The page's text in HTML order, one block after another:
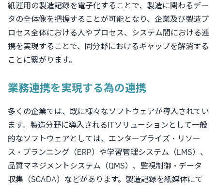
紙運用の製造記録を電子化することで、製造に関わるデー
タの全体像を把握することが可能となり、企業及び製造プ
ロセス全体における人やプロセス、システム間における連
携を実現することで、同分野におけるギャップを解消する
ことに繋がります。
業務連携を実現する為の連携
多くの企業では、既に様々なソフトウェアが導入されてい
ます。製造分野に導入されるITソリューションとして一般
的なソフトウェアとしては、エンタープライズ・リソー
ス・プランニング（ERP）や学習管理システム（LMS）、
品質マネジメントシステム（QMS）、監視制御・データ
収集（SCADA）などがあります。製造記録を紙媒体にて